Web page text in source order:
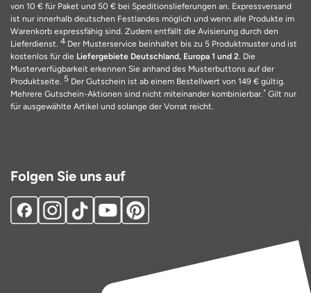
von 10 € für Paket und 50 € bei Speditionslieferungen an. Expressversand
ist nur innerhalb deutschen Festlandes möglich und wenn alle Produkte im
Warenkorb expressfähig sind. Zudem entfällt die Avisierung durch den
Lieferdienst. 4 Der Musterservice beinhaltet bis zu 5 Produktmuster und ist
kostenlos für die Liefergebiete Deutschland, Europa 1 und 2. Die
Musterverfügbarkeit erkennen Sie anhand des Musterbuttons auf der
Produktseite. 5 Der Gutschein ist ab einem Bestellwert von 149 € gültig.
Mehrere Gutschein-Aktionen sind nicht miteinander kombinierbar.* Gilt nur
für ausgewählte Artikel und solange der Vorrat reicht.
Folgen Sie uns auf